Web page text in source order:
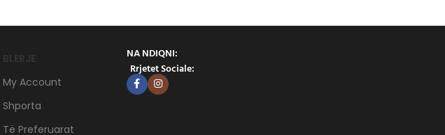
My Account
Shporta
Të Preferuarat
NA NDIQNI:
Rrjetet Sociale: